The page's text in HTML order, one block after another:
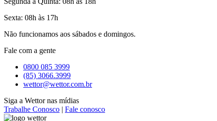
Sexta: 08h às 17h
Não funcionamos aos sábados e domingos.
Fale com a gente
0800 085 3999
(85) 3066.3999
wettor@wettor.com.br
Siga a Wettor nas mídias
Trabalhe Conosco | Fale conosco